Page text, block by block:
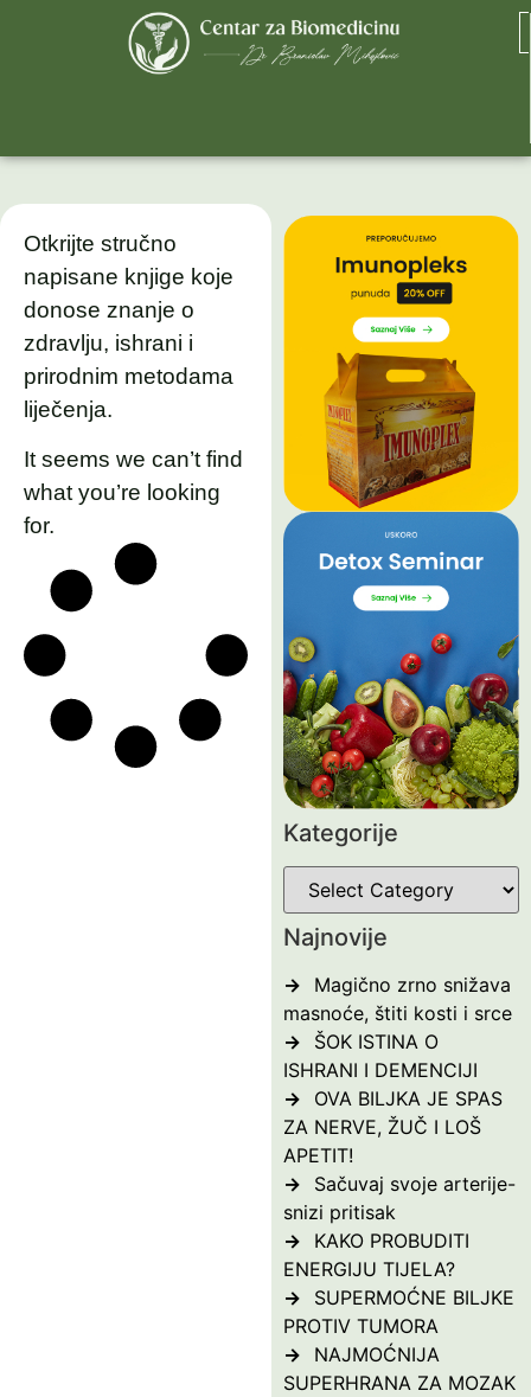
Otkrijte stručno
napisane knjige koje
donose znanje o
zdravlju, ishrani i
prirodnim metodama
liječenja.
It seems we can’t find
what you’re looking
for.
Kategorije
Najnovije
Magično zrno snižava
masnoće, štiti kosti i srce
ŠOK ISTINA O
ISHRANI I DEMENCIJI
OVA BILJKA JE SPAS
ZA NERVE, ŽUČ I LOŠ
APETIT!
Sačuvaj svoje arterije-
snizi pritisak
KAKO PROBUDITI
ENERGIJU TIJELA?
SUPERMOĆNE BILJKE
PROTIV TUMORA
NAJMOĆNIJA
SUPERHRANA ZA MOZAK